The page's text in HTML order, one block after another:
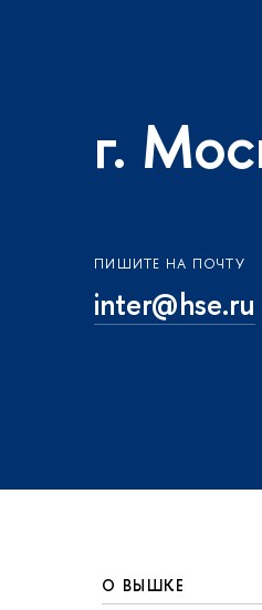
г.
ПИШИТЕ НА ПОЧТУ
inter@hse.ru
О ВЫШКЕ